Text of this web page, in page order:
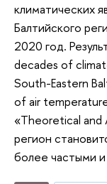
климатических
Балтийского
2020 год.
decades of
South-Eastern
of air
«Theoretical and
регион
более частыми